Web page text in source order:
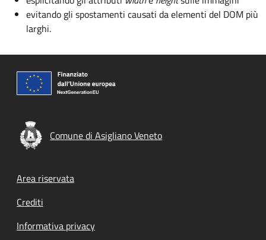
evitando gli spostamenti causati da elementi del DOM più
larghi.
Comune di Asigliano Veneto
Footer menu
Area riservata
Crediti
Informativa privacy